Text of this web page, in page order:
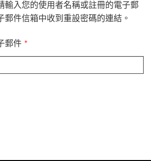
輸入您的使用者名稱或註冊的電子郵
郵件信箱中收到重設密碼的連結。
郵件 *
填